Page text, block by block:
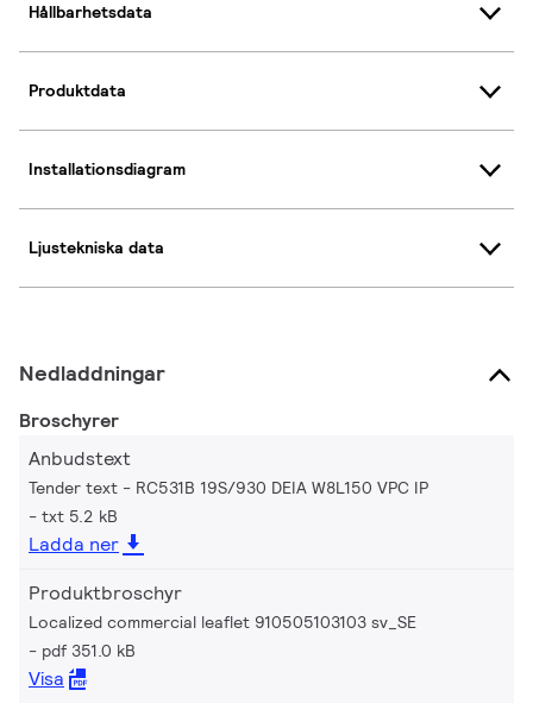
Hållbarhetsdata
Produktdata
Installationsdiagram
Ljustekniska data
Nedladdningar
Broschyrer
Anbudstext
Tender text - RC531B 19S/930 DEIA W8L150 VPC IP
txt 5.2 kB
Ladda ner
Produktbroschyr
Localized commercial leaflet 910505103103 sv_SE
pdf 351.0 kB
Visa